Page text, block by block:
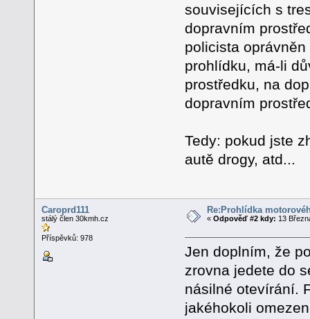
souvisejících s
dopravním
policista
prohlídku, má-li
prostředku, na
dopravním
Tedy: pokud jste
autě drogy, atd...
Caroprd111
stálý člen 30kmh.cz
Příspěvků: 978
Re:Prohlídka
«Odpověď #2 kdy: 13
Jen doplním, že
zrovna jedete do
násilné otevírání.
jakéhokoli